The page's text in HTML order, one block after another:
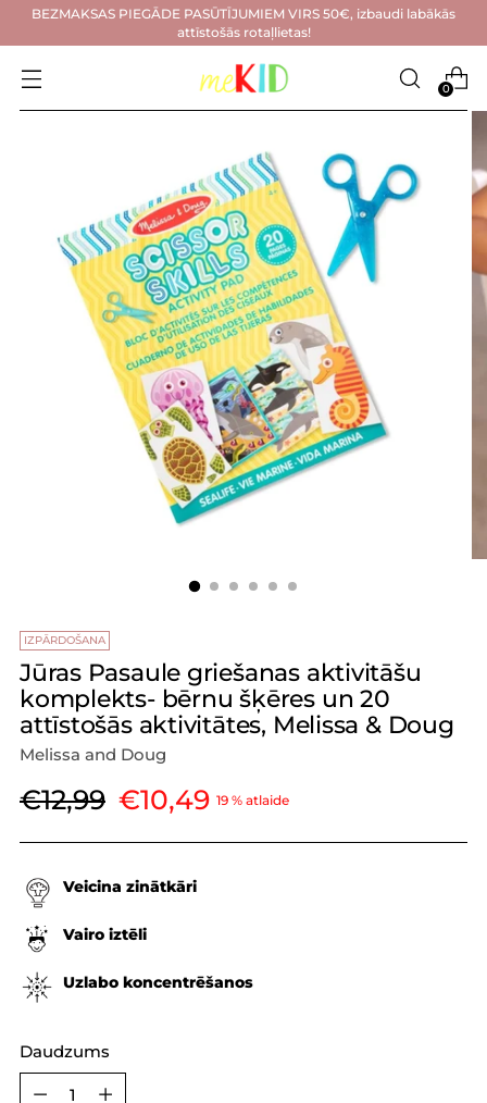
BEZMAKSAS PIEGĀDE PASŪTĪJUMIEM VIRS 50€, izbaudi labākās
attīstošās rotaļlietas!
0
IZPĀRDOŠANA
Jūras Pasaule griešanas aktivitāšu
komplekts- bērnu šķēres un 20
attīstošās aktivitātes, Melissa & Doug
Melissa and Doug
Parastā
cena
€12,99 €10,49 19 % atlaide
Veicina zinātkāri
Vairo iztēli
Uzlabo koncentrēšanos
Daudzums
Daudzums